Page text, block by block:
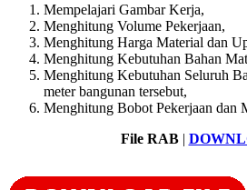
Mempelajari Gambar Kerja,
Menghitung Volume Pekerjaan,
Menghitung Harga Material dan
Menghitung Kebutuhan Bahan
Menghitung Kebutuhan Seluruh
meter bangunan tersebut,
Menghitung Bobot Pekerjaan dan
File RAB |